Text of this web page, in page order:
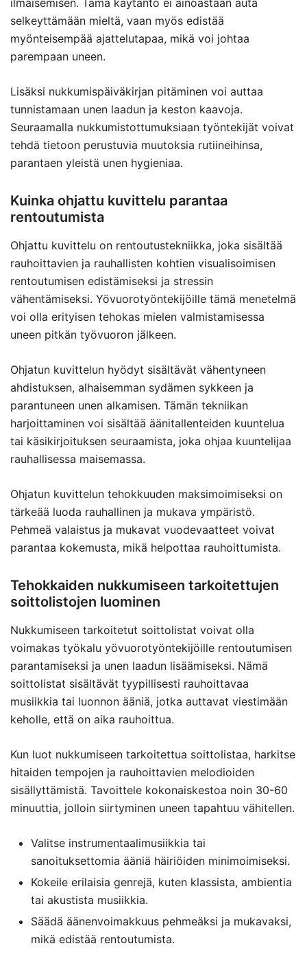
ilmaisemisen. Tämä käytäntö ei ainoastaan auta
selkeyttämään mieltä, vaan myös edistää
myönteisempää ajattelutapaa, mikä voi johtaa
parempaan uneen.
Lisäksi nukkumispäiväkirjan pitäminen voi auttaa
tunnistamaan unen laadun ja keston kaavoja.
Seuraamalla nukkumistottumuksiaan työntekijät voivat
tehdä tietoon perustuvia muutoksia rutiineihinsa,
parantaen yleistä unen hygieniaa.
Kuinka ohjattu kuvittelu parantaa
rentoutumista
Ohjattu kuvittelu on rentoutustekniikka, joka sisältää
rauhoittavien ja rauhallisten kohtien visualisoimisen
rentoutumisen edistämiseksi ja stressin
vähentämiseksi. Yövuorotyöntekijöille tämä menetelmä
voi olla erityisen tehokas mielen valmistamisessa
uneen pitkän työvuoron jälkeen.
Ohjatun kuvittelun hyödyt sisältävät vähentyneen
ahdistuksen, alhaisemman sydämen sykkeen ja
parantuneen unen alkamisen. Tämän tekniikan
harjoittaminen voi sisältää äänitallenteiden kuuntelua
tai käsikirjoituksen seuraamista, joka ohjaa kuuntelijaa
rauhallisessa maisemassa.
Ohjatun kuvittelun tehokkuuden maksimoimiseksi on
tärkeää luoda rauhallinen ja mukava ympäristö.
Pehmeä valaistus ja mukavat vuodevaatteet voivat
parantaa kokemusta, mikä helpottaa rauhoittumista.
Tehokkaiden nukkumiseen tarkoitettujen
soittolistojen luominen
Nukkumiseen tarkoitetut soittolistat voivat olla
voimakas työkalu yövuorotyöntekijöille rentoutumisen
parantamiseksi ja unen laadun lisäämiseksi. Nämä
soittolistat sisältävät tyypillisesti rauhoittavaa
musiikkia tai luonnon ääniä, jotka auttavat viestimään
keholle, että on aika rauhoittua.
Kun luot nukkumiseen tarkoitettua soittolistaa, harkitse
hitaiden tempojen ja rauhoittavien melodioiden
sisällyttämistä. Tavoittele kokonaiskestoa noin 30-60
minuuttia, jolloin siirtyminen uneen tapahtuu vähitellen.
Valitse instrumentaalimusiikkia tai
sanoituksettomia ääniä häiriöiden minimoimiseksi.
Kokeile erilaisia genrejä, kuten klassista, ambientia
tai akustista musiikkia.
Säädä äänenvoimakkuus pehmeäksi ja mukavaksi,
mikä edistää rentoutumista.